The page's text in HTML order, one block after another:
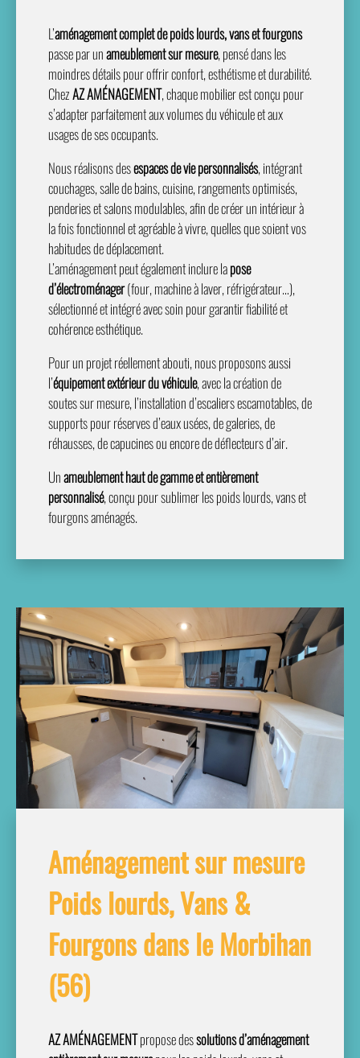
L’aménagement complet de poids lourds, vans et fourgons
passe par unameublement sur mesure, pensé dans les
moindres détails pour offrir confort, esthétisme et durabilité.
ChezAZ AMÉNAGEMENT, chaque mobilier est conçu pour
s’adapter parfaitement aux volumes du véhicule et aux
usages de ses occupants.
Nous réalisons desespaces de vie personnalisés, intégrant
couchages, salle de bains, cuisine, rangements optimisés,
penderies et salons modulables, afin de créer un intérieur à
la fois fonctionnel et agréable à vivre, quelles que soient vos
habitudes de déplacement.
L’aménagement peut également inclure lapose
d’électroménager(four, machine à laver, réfrigérateur…),
sélectionné et intégré avec soin pour garantir fiabilité et
cohérence esthétique.
Pour un projet réellement abouti, nous proposons aussi
l’équipement extérieur du véhicule, avec la création de
soutes sur mesure, l’installation d’escaliers escamotables, de
supports pour réserves d’eaux usées, de galeries, de
réhausses, de capucines ou encore de déflecteurs d’air.
Unameublement haut de gamme et entièrement
personnalisé, conçu pour sublimer les poids lourds, vans et
fourgons aménagés.
Aménagement sur mesure
Poids lourds, Vans &
Fourgons dans le Morbihan
(56)
AZ AMÉNAGEMENTpropose dessolutions d’aménagement